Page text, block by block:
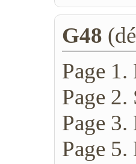
G48
Page
Page
Page
Page